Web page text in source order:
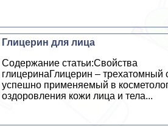
Глицерин для лица
Содержание статьи:Свойства
глицеринаГлицерин – трехатомный
успешно применяемый в
оздоровления кожи лица и тела...